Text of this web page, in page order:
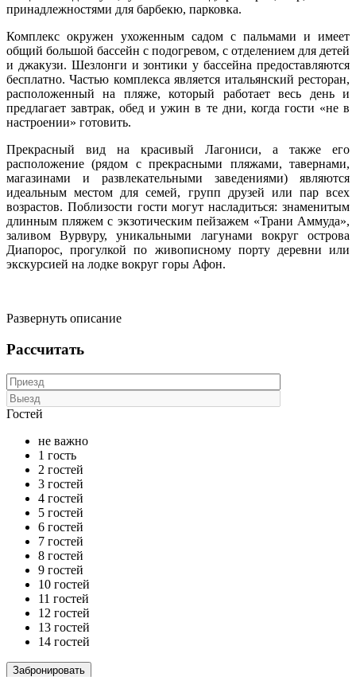
принадлежностями для барбекю, парковка.
Комплекс окружен ухоженным садом с пальмами и имеет
общий большой бассейн с подогревом, с отделением для детей
и джакузи. Шезлонги и зонтики у бассейна предоставляются
бесплатно. Частью комплекса является итальянский ресторан,
расположенный на пляже, который работает весь день и
предлагает завтрак, обед и ужин в те дни, когда гости «не в
настроении» готовить.
Прекрасный вид на красивый Лагониси, а также его
расположение (рядом с прекрасными пляжами, тавернами,
магазинами и развлекательными заведениями) являются
идеальным местом для семей, групп друзей или пар всех
возрастов. Поблизости гости могут насладиться: знаменитым
длинным пляжем с экзотическим пейзажем «Трани Аммуда»,
заливом Вурвуру, уникальными лагунами вокруг острова
Диапорос, прогулкой по живописному порту деревни или
экскурсией на лодке вокруг горы Афон.
Развернуть описание
Рассчитать
Гостей
не важно
1 гость
2 гостей
3 гостей
4 гостей
5 гостей
6 гостей
7 гостей
8 гостей
9 гостей
10 гостей
11 гостей
12 гостей
13 гостей
14 гостей